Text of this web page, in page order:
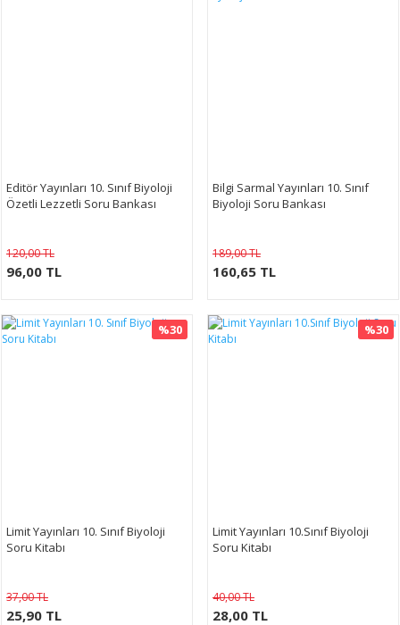
Editör Yayınları 10. Sınıf Biyoloji
Özetli Lezzetli Soru Bankası
120,00 TL
96,00 TL
Bilgi Sarmal Yayınları 10. Sınıf
Biyoloji Soru Bankası
189,00 TL
160,65 TL
%30
Limit Yayınları 10. Sınıf Biyoloji
Soru Kitabı
37,00 TL
25,90 TL
%30
Limit Yayınları 10.Sınıf Biyoloji
Soru Kitabı
40,00 TL
28,00 TL